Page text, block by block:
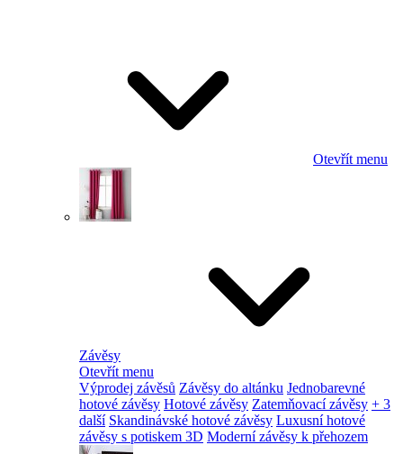
Otevřít menu
Závěsy
Otevřít menu
Výprodej závěsů Závěsy do altánku Jednobarevné
hotové závěsy Hotové závěsy Zatemňovací závěsy + 3
další Skandinávské hotové závěsy Luxusní hotové
závěsy s potiskem 3D Moderní závěsy k přehozem